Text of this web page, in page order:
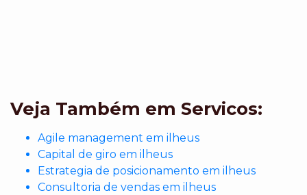
Veja Também em Servicos:
Agile management em ilheus
Capital de giro em ilheus
Estrategia de posicionamento em ilheus
Consultoria de vendas em ilheus